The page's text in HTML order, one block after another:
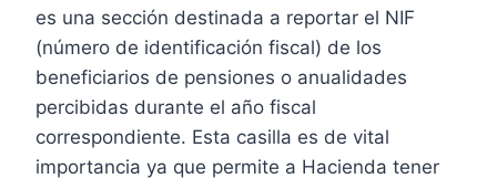
es una sección destinada a reportar el NIF
(número de identificación fiscal) de los
beneficiarios de pensiones o anualidades
percibidas durante el año fiscal
correspondiente. Esta casilla es de vital
importancia ya que permite a Hacienda tener